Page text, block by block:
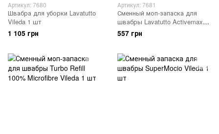
Артикул: 7680
Швабра для уборки Lavatutto
Vileda 1 шт
1 105 грн
Артикул: 7681
Сменный моп-запаска для
швабры Lavatutto Activemax
mop Vileda 1 шт
557 грн